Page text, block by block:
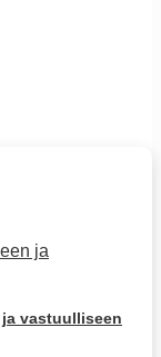
vastuulliseen